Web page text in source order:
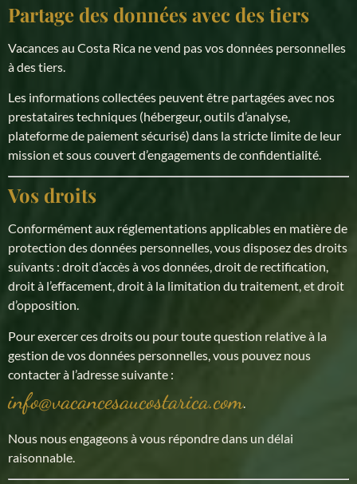
Partage des données avec des tiers
Vacances au Costa Rica ne vend pas vos données personnelles
à des tiers.
Les informations collectées peuvent être partagées avec nos
prestataires techniques (hébergeur, outils d’analyse,
plateforme de paiement sécurisé) dans la stricte limite de leur
mission et sous couvert d’engagements de confidentialité.
Vos droits
Conformément aux réglementations applicables en matière de
protection des données personnelles, vous disposez des droits
suivants : droit d’accès à vos données, droit de rectification,
droit à l’effacement, droit à la limitation du traitement, et droit
d’opposition.
Pour exercer ces droits ou pour toute question relative à la
gestion de vos données personnelles, vous pouvez nous
contacter à l’adresse suivante :
info@vacancesaucostarica.com.
Nous nous engageons à vous répondre dans un délai
raisonnable.